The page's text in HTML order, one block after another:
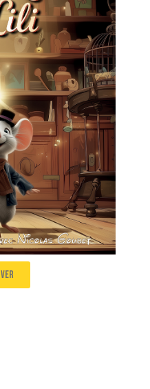
de Lili
de 3 à 99 ans
1